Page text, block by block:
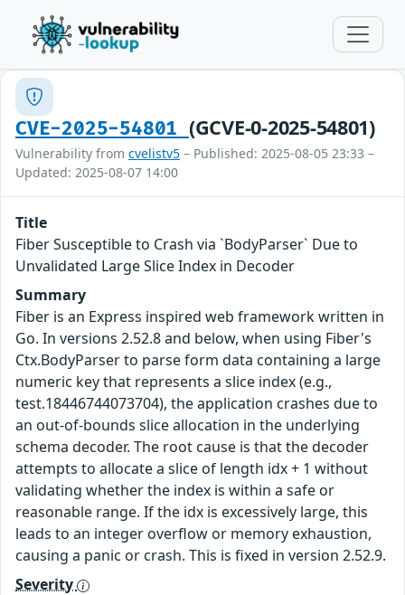
CVE-2025-54801 (GCVE-0-2025-54801)
Vulnerability from cvelistv5 – Published: 2025-08-05 23:33 –
Updated: 2025-08-07 14:00
Title
Fiber Susceptible to Crash via `BodyParser` Due to
Unvalidated Large Slice Index in Decoder
Summary
Fiber is an Express inspired web framework written in
Go. In versions 2.52.8 and below, when using Fiber's
Ctx.BodyParser to parse form data containing a large
numeric key that represents a slice index (e.g.,
test.18446744073704), the application crashes due to
an out-of-bounds slice allocation in the underlying
schema decoder. The root cause is that the decoder
attempts to allocate a slice of length idx + 1 without
validating whether the index is within a safe or
reasonable range. If the idx is excessively large, this
leads to an integer overflow or memory exhaustion,
causing a panic or crash. This is fixed in version 2.52.9.
Severity